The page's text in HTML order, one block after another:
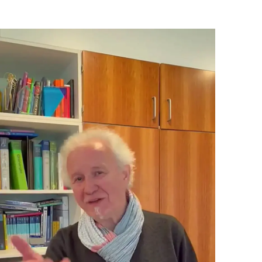
meisten Gästebucheintragungen der Martini-Klink hört es
sich so an als handelt es sich bei dem Aufenthalt in der
Klinik, bei der OP und Post OP etc. um eine Wellness-
Veranstaltung in einem Spa Hotel. Ich darf Ihnen, liebe
Leser dieses Beitrages, aus eigenem Erleben schildern,
dieses ist definitiv nicht im Entferntesten der Fall. Das habe
nicht nur ich so empfunden, sondern auch etliche andere
Patienten welche ich nach deren OP in der Klinik getroffen
habe und wir uns über den Ist- und Soll-Zustand realistisch
ausgetauscht haben. Das habe ich wohl, beeinflusst durch
die vielen Eintragungen über unkomplizierte postoperative
Verläufe, sehr unterschätzt. Die Tektomie der Prostata ist
und bleibt eine sehr schwere, tiefgreifende und überaus
extrem komplizierte OP und erst nach der Entlassung aus
der Klinik beginnt der Körper sich „Step by Step“ wirklich
sehr langsam zu erholen (ich habe eine wirklich gute